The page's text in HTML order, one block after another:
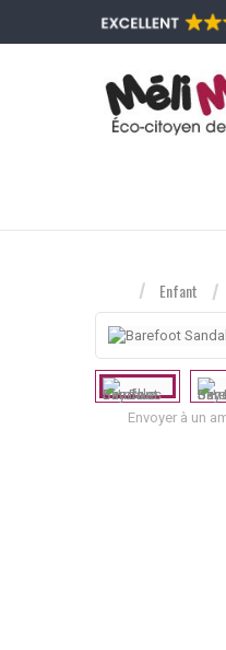
Enfant
Envoyer à un